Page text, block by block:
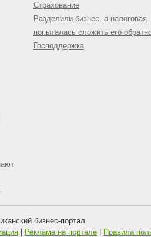
Страхование
Разделили бизнес, а налоговая
попыталась сложить его
Господдержка
бизнес-портал
Реклама на портале Правила